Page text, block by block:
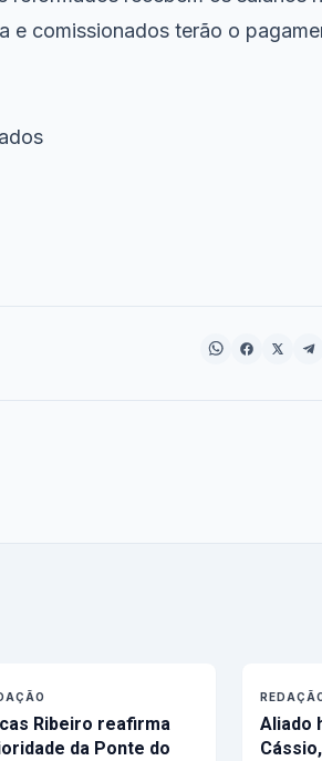
e comissionados terão o
Ribeiro reafirma
da Ponte do
Aliado